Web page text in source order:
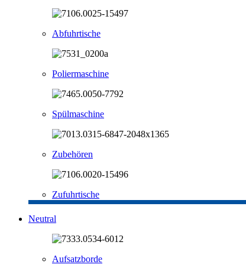
Abfuhrtische
Poliermaschine
Spülmaschine
Zubehören
Zufuhrtische
Neutral
Aufsatzborde